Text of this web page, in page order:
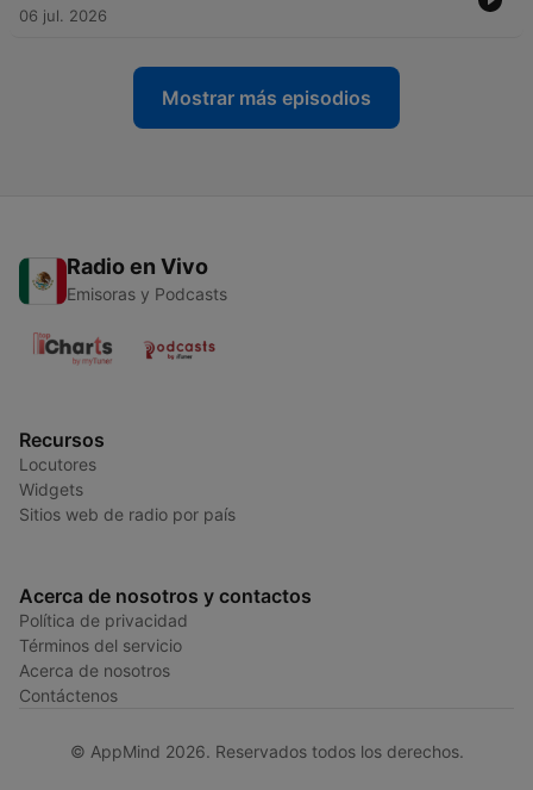
06 jul. 2026
Mostrar más episodios
Radio en Vivo
Emisoras y Podcasts
Recursos
Locutores
Widgets
Sitios web de radio por país
Acerca de nosotros y contactos
Política de privacidad
Términos del servicio
Acerca de nosotros
Contáctenos
© AppMind 2026. Reservados todos los derechos.